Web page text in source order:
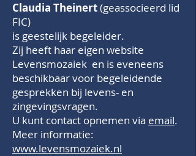
Claudia Theinert(geassocieerd lid
FIC)
is geestelijk begeleider.
Zij heeft haar eigen website
Levensmozaiek en is eveneens
beschikbaar voor begeleidende
gesprekken bij levens- en
zingevingsvragen.
U kunt contact opnemen via email.
Meer informatie:
www.levensmozaiek.nl